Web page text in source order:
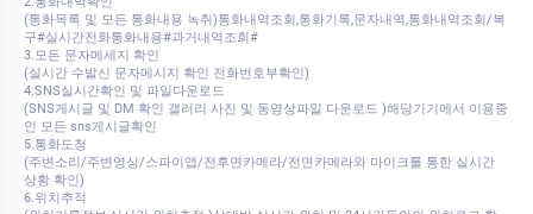
(통화목록 및 모든 통화내용 녹취)통화내역조회,통화기록,문자내역,통화내역조회/복
구#실시간전화통화내용#과거내역조회#
3.모든 문자메세지 확인
(실시간 수발신 문자메시지 확인 전화번호부확인)
4.SNS실시간확인 및 파일다운로드
(SNS게시글 및 DM 확인 갤러리 사진 및 동영상파일 다운로드 )해당기기에서 이용중
인 모든 sns게시글확인
5.통화도청
(주변소리/주변영상/스파이앱/전후면카메라/전면카메라와 마이크를 통한 실시간
상황 확인)
6.위치추적